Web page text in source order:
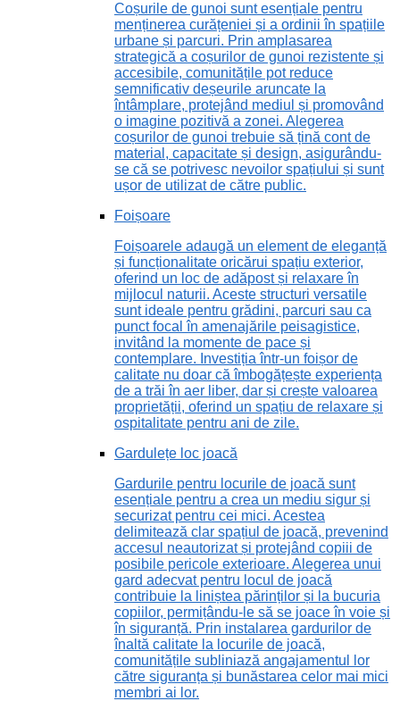
Coșurile de gunoi sunt esențiale pentru
menținerea curățeniei și a ordinii în spațiile
urbane și parcuri. Prin amplasarea
strategică a coșurilor de gunoi rezistente și
accesibile, comunitățile pot reduce
semnificativ deșeurile aruncate la
întâmplare, protejând mediul și promovând
o imagine pozitivă a zonei. Alegerea
coșurilor de gunoi trebuie să țină cont de
material, capacitate și design, asigurându-
se că se potrivesc nevoilor spațiului și sunt
ușor de utilizat de către public.
Foișoare
Foișoarele adaugă un element de eleganță
și funcționalitate oricărui spațiu exterior,
oferind un loc de adăpost și relaxare în
mijlocul naturii. Aceste structuri versatile
sunt ideale pentru grădini, parcuri sau ca
punct focal în amenajările peisagistice,
invitând la momente de pace și
contemplare. Investiția într-un foișor de
calitate nu doar că îmbogățește experiența
de a trăi în aer liber, dar și crește valoarea
proprietății, oferind un spațiu de relaxare și
ospitalitate pentru ani de zile.
Gardulețe loc joacă
Gardurile pentru locurile de joacă sunt
esențiale pentru a crea un mediu sigur și
securizat pentru cei mici. Acestea
delimitează clar spațiul de joacă, prevenind
accesul neautorizat și protejând copiii de
posibile pericole exterioare. Alegerea unui
gard adecvat pentru locul de joacă
contribuie la liniștea părinților și la bucuria
copiilor, permițându-le să se joace în voie și
în siguranță. Prin instalarea gardurilor de
înaltă calitate la locurile de joacă,
comunitățile subliniază angajamentul lor
către siguranța și bunăstarea celor mai mici
membri ai lor.